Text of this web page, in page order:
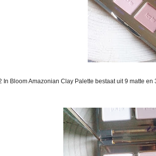
In Bloom Amazonian Clay Palette bestaat uit 9 matte